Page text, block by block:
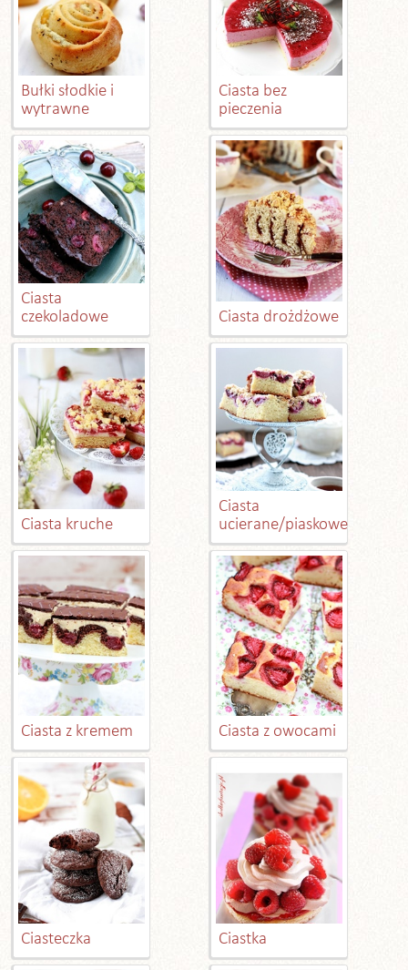
Bułki słodkie i
wytrawne
Ciasta bez
pieczenia
Ciasta
czekoladowe
Ciasta drożdżowe
Ciasta kruche
Ciasta
ucierane/piaskowe
Ciasta z kremem Ciasta z owocami
Ciasteczka Ciastka